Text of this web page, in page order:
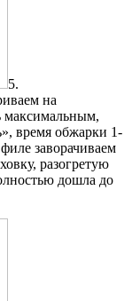
5.
на
максимальным,
время обжарки 1-
заворачиваем
разогретую
дошла до